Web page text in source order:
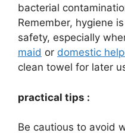
bacterial
Remember, hygiene
safety, especially
maid or domestic
clean towel for later
practical tips :
Be cautious to avoid